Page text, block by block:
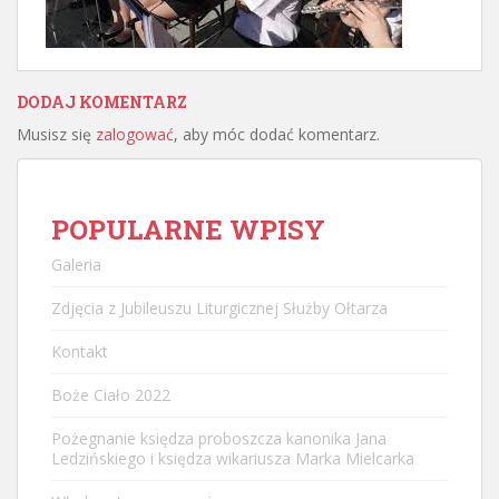
DODAJ KOMENTARZ
Musisz się zalogować, aby móc dodać komentarz.
POPULARNE WPISY
Galeria
Zdjęcia z Jubileuszu Liturgicznej Służby Ołtarza
Kontakt
Boże Ciało 2022
Pożegnanie księdza proboszcza kanonika Jana
Ledzińskiego i księdza wikariusza Marka Mielcarka